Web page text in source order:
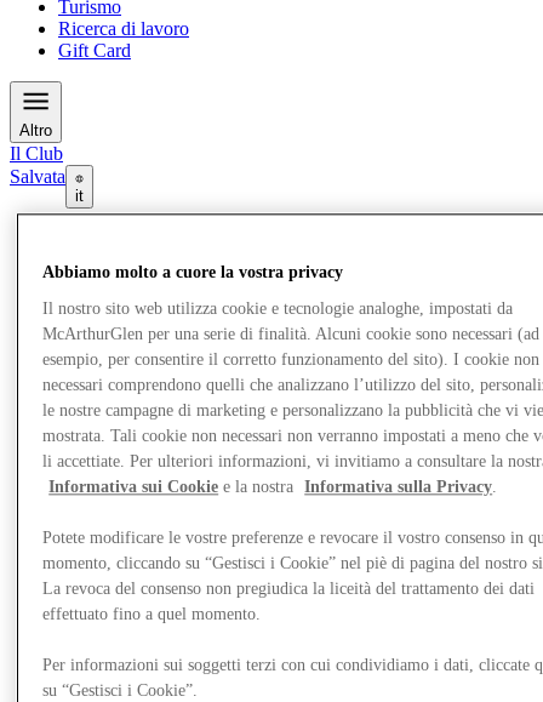
Turismo
Ricerca di lavoro
Gift Card
Altro
Il Club
Salvata
it
Eventi
Pianifica la tua visita
Ristoranti
Turismo
Ricerca di lavoro
Gift Card
Altro
Abbiamo molto a cuore la vostra privacy
Il nostro sito web utilizza cookie e tecnologie analoghe, impostati da
McArthurGlen per una serie di finalità. Alcuni cookie sono necessari (ad
esempio, per consentire il corretto funzionamento del sito). I cookie non
necessari comprendono quelli che analizzano l’utilizzo del sito,
le nostre campagne di marketing e personalizzano la pubblicità che vi
mostrata. Tali cookie non necessari non verranno impostati a meno che
li accettiate. Per ulteriori informazioni, vi invitiamo a consultare la
Informativa sui Cookie e la nostra Informativa sulla Privacy.
Potete modificare le vostre preferenze e revocare il vostro consenso in
momento, cliccando su “Gestisci i Cookie” nel piè di pagina del nostro
La revoca del consenso non pregiudica la liceità del trattamento dei dati
effettuato fino a quel momento.
Per informazioni sui soggetti terzi con cui condividiamo i dati, cliccate
su “Gestisci i Cookie”.